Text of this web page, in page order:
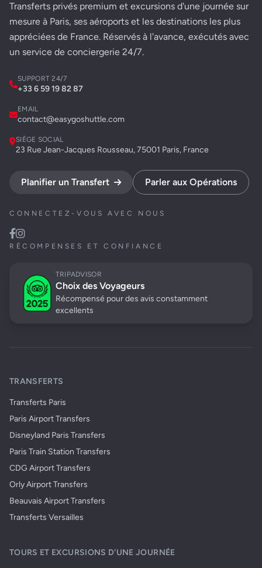
Transferts privés premium et excursions d'une journée sur
mesure à Paris, ses aéroports et les destinations les plus
appréciées de France. Réservés à l'avance, exécutés avec
un service de conciergerie 24/7.
SUPPORT 24/7
+33 6 59 19 82 87
EMAIL
contact@easygoshuttle.com
SIÈGE SOCIAL
23 Rue Jean-Jacques Rousseau, 75001 Paris, France
Planifier un Transfert Parler aux Opérations
CONNECTEZ-VOUS AVEC NOUS
RÉCOMPENSES ET CONFIANCE
TRIPADVISOR
Choix des Voyageurs
Récompensé pour des avis constamment
excellents
TRANSFERTS
Transferts Paris
Paris Airport Transfers
Disneyland Paris Transfers
Paris Train Station Transfers
CDG Airport Transfers
Orly Airport Transfers
Beauvais Airport Transfers
Transferts Versailles
TOURS ET EXCURSIONS D'UNE JOURNÉE